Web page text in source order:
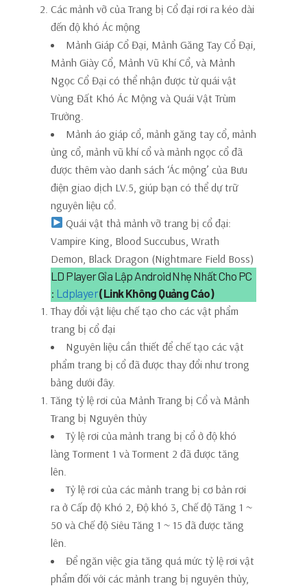
Các mảnh vỡ của Trang bị Cổ đại rơi ra kéo dài
đến độ khó Ác mộng
Mảnh Giáp Cổ Đại, Mảnh Găng Tay Cổ Đại,
Mảnh Giày Cổ, Mảnh Vũ Khí Cổ, và Mảnh
Ngọc Cổ Đại có thể nhận được từ quái vật
Vùng Đất Khó Ác Mộng và Quái Vật Trùm
Trường.
Mảnh áo giáp cổ, mảnh găng tay cổ, mảnh
ủng cổ, mảnh vũ khí cổ và mảnh ngọc cổ đã
được thêm vào danh sách ‘Ác mộng’ của Bưu
điện giao dịch LV.5, giúp bạn có thể dự trữ
nguyên liệu cổ.
Quái vật thả mảnh vỡ trang bị cổ đại:
Vampire King, Blood Succubus, Wrath
Demon, Black Dragon (Nightmare Field Boss)
LD Player Gỉa Lập Android Nhẹ Nhất Cho PC
: Ldplayer(Link Không Quảng Cáo)
Thay đổi vật liệu chế tạo cho các vật phẩm
trang bị cổ đại
Nguyên liệu cần thiết để chế tạo các vật
phẩm trang bị cổ đã được thay đổi như trong
bảng dưới đây.
Tăng tỷ lệ rơi của Mảnh Trang bị Cổ và Mảnh
Trang bị Nguyên thủy
Tỷ lệ rơi của mảnh trang bị cổ ở độ khó
làng Torment 1 và Torment 2 đã được tăng
lên.
Tỷ lệ rơi của các mảnh trang bị cơ bản rơi
ra ở Cấp độ Khó 2, Độ khó 3, Chế độ Tăng 1 ~
50 và Chế độ Siêu Tăng 1 ~ 15 đã được tăng
lên.
Để ngăn việc gia tăng quá mức tỷ lệ rơi vật
phẩm đối với các mảnh trang bị nguyên thủy,